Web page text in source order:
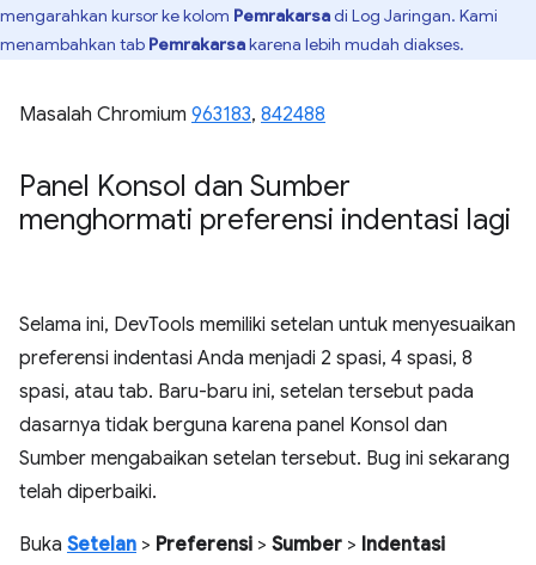
mengarahkan kursor ke kolom Pemrakarsadi Log Jaringan. Kami
menambahkan tab Pemrakarsakarena lebih mudah diakses.
Masalah Chromium 963183, 842488
Panel Konsol dan Sumber
menghormati preferensi indentasi lagi
Selama ini, DevTools memiliki setelan untuk menyesuaikan
preferensi indentasi Anda menjadi 2 spasi, 4 spasi, 8
spasi, atau tab. Baru-baru ini, setelan tersebut pada
dasarnya tidak berguna karena panel Konsol dan
Sumber mengabaikan setelan tersebut. Bug ini sekarang
telah diperbaiki.
Buka Setelan > Preferensi > Sumber > Indentasi